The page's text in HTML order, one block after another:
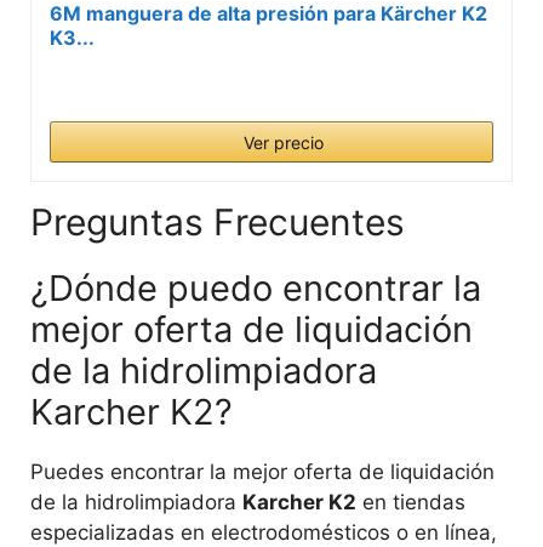
6M manguera de alta presión para Kärcher K2
K3...
Ver precio
Preguntas Frecuentes
¿Dónde puedo encontrar la
mejor oferta de liquidación
de la hidrolimpiadora
Karcher K2?
Puedes encontrar la mejor oferta de liquidación
de la hidrolimpiadora Karcher K2 en tiendas
especializadas en electrodomésticos o en línea,